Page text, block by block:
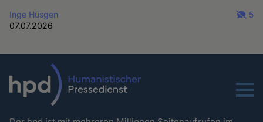
Inge Hüsgen
07.07.2026
5
Menu